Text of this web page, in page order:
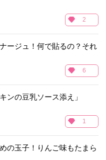
2
ージュ！何で貼るの？それ
6
ンの豆乳ソース添え」
1
の玉子！りんご味もたまら